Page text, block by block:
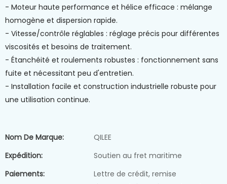
- Moteur haute performance et hélice efficace : mélange
homogène et dispersion rapide.
- Vitesse/contrôle réglables : réglage précis pour différentes
viscosités et besoins de traitement.
- Étanchéité et roulements robustes : fonctionnement sans
fuite et nécessitant peu d'entretien.
- Installation facile et construction industrielle robuste pour
une utilisation continue.
Nom De Marque:
QILEE
Expédition:
Soutien au fret maritime
Paiements:
Lettre de crédit, remise